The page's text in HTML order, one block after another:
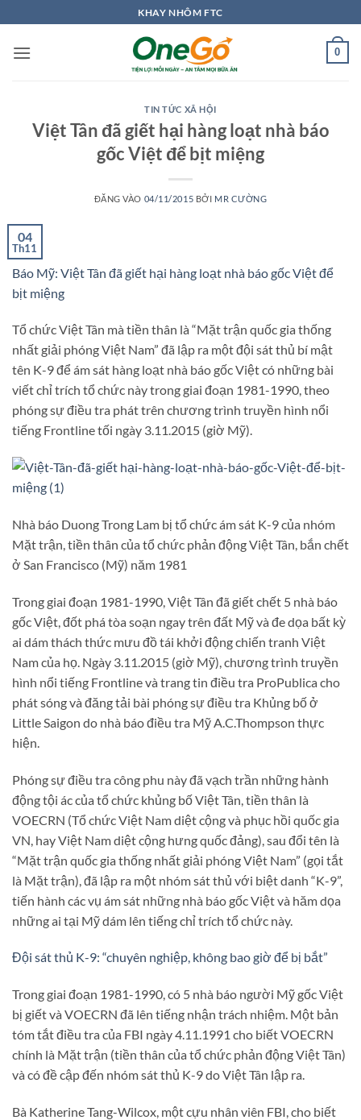
qua
nội
KHAY NHÔM FTC
0
TIN TỨC XÃ HỘI
Việt Tân đã giết hại hàng loạt nhà báo
gốc Việt để bịt miệng
ĐĂNG VÀO 04/11/2015 BỞI MR CƯỜNG
04
Th11
Báo Mỹ: Việt Tân đã giết hại hàng loạt nhà báo gốc Việt để
bịt miệng
Tổ chức Việt Tân mà tiền thân là “Mặt trận quốc gia thống
nhất giải phóng Việt Nam” đã lập ra một đội sát thủ bí mật
tên K-9 để ám sát hàng loạt nhà báo gốc Việt có những bài
viết chỉ trích tổ chức này trong giai đoạn 1981-1990, theo
phóng sự điều tra phát trên chương trình truyền hình nổi
tiếng Frontline tối ngày 3.11.2015 (giờ Mỹ).
Nhà báo Duong Trong Lam bị tổ chức ám sát K-9 của nhóm
Mặt trận, tiền thân của tổ chức phản động Việt Tân, bắn chết
ở San Francisco (Mỹ) năm 1981
Trong giai đoạn 1981-1990, Việt Tân đã giết chết 5 nhà báo
gốc Việt, đốt phá tòa soạn ngay trên đất Mỹ và đe dọa bất kỳ
ai dám thách thức mưu đồ tái khởi động chiến tranh Việt
Nam của họ. Ngày 3.11.2015 (giờ Mỹ), chương trình truyền
hình nổi tiếng Frontline và trang tin điều tra ProPublica cho
phát sóng và đăng tải bài phóng sự điều tra Khủng bố ở
Little Saigon do nhà báo điều tra Mỹ A.C.Thompson thực
hiện.
Phóng sự điều tra công phu này đã vạch trần những hành
động tội ác của tổ chức khủng bố Việt Tân, tiền thân là
VOECRN (Tổ chức Việt Nam diệt cộng và phục hồi quốc gia
VN, hay Việt Nam diệt cộng hưng quốc đảng), sau đổi tên là
“Mặt trận quốc gia thống nhất giải phóng Việt Nam” (gọi tắt
là Mặt trận), đã lập ra một nhóm sát thủ với biệt danh “K-9”,
tiến hành các vụ ám sát những nhà báo gốc Việt và hăm dọa
những ai tại Mỹ dám lên tiếng chỉ trích tổ chức này.
Đội sát thủ K-9: “chuyên nghiệp, không bao giờ để bị bắt”
Trong giai đoạn 1981-1990, có 5 nhà báo người Mỹ gốc Việt
bị giết và VOECRN đã lên tiếng nhận trách nhiệm. Một bản
tóm tắt điều tra của FBI ngày 4.11.1991 cho biết VOECRN
chính là Mặt trận (tiền thân của tổ chức phản động Việt Tân)
và có đề cập đến nhóm sát thủ K-9 do Việt Tân lập ra.
Bà Katherine Tang-Wilcox, một cựu nhân viên FBI, cho biết